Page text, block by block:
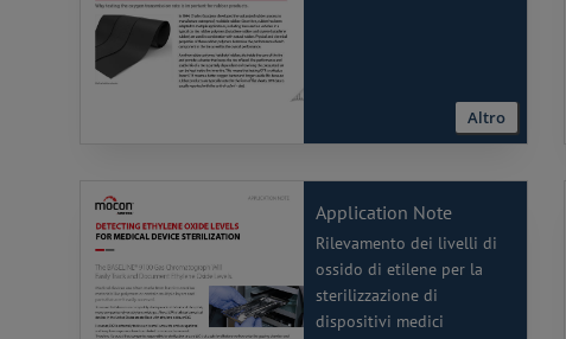
Altro
Application Note
Rilevamento dei livelli di
ossido di etilene per la
sterilizzazione di
dispositivi medici